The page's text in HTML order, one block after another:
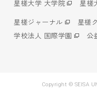
星槎大学 大学院
星槎
星槎ジャーナル
星槎
学校法人 国際学園
公
Copyright © SEISA